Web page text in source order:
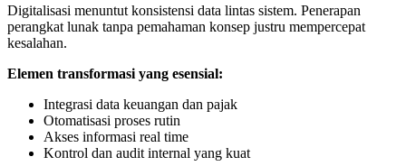
Digitalisasi menuntut konsistensi data lintas sistem. Penerapan
perangkat lunak tanpa pemahaman konsep justru mempercepat
kesalahan.
Elemen transformasi yang esensial:
Integrasi data keuangan dan pajak
Otomatisasi proses rutin
Akses informasi real time
Kontrol dan audit internal yang kuat